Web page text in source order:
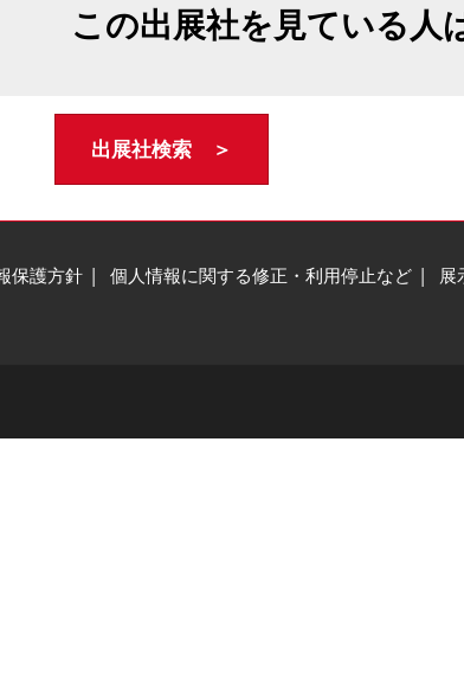
この出展社を見ている人
出展社検索 ＞
保護方針 個人情報に関する修正・利用停止など 展